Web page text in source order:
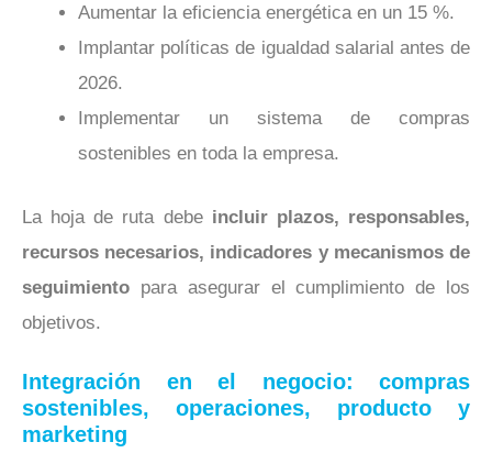
Aumentar la eficiencia energética en un 15 %.
Implantar políticas de igualdad salarial antes de
2026.
Implementar un sistema de compras
sostenibles en toda la empresa.
La hoja de ruta debe incluir plazos, responsables,
recursos necesarios, indicadores y mecanismos de
seguimiento para asegurar el cumplimiento de los
objetivos.
Integración en el negocio: compras
sostenibles, operaciones, producto y
marketing